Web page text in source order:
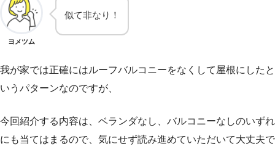
ヨメツム
似て非なり！
我が家では正確にはルーフバルコニーをなくして屋根にしたと
いうパターンなのですが、
今回紹介する内容は、ベランダなし、バルコニーなしのいずれ
にも当てはまるので、気にせず読み進めていただいて大丈夫で